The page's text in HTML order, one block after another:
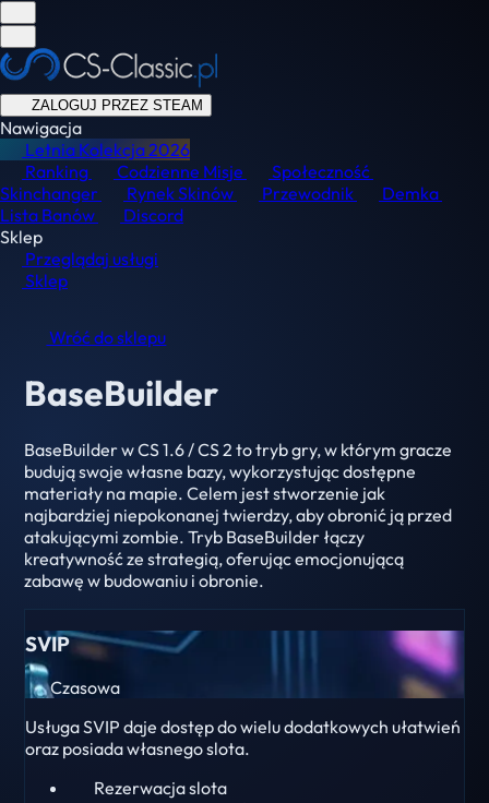
ZALOGUJ PRZEZ STEAM
Nawigacja
Letnia Kolekcja2026
Ranking
Codzienne Misje
Społeczność
Skinchanger
Rynek Skinów Przewodnik
Demka
Lista Banów
Discord
Sklep
Przeglądaj usługi
Sklep
Wróć do sklepu
BaseBuilder
BaseBuilder w CS 1.6 / CS 2 to tryb gry, w którym gracze
budują swoje własne bazy, wykorzystując dostępne
materiały na mapie. Celem jest stworzenie jak
najbardziej niepokonanej twierdzy, aby obronić ją przed
atakującymi zombie. Tryb BaseBuilder łączy
kreatywność ze strategią, oferując emocjonującą
zabawę w budowaniu i obronie.
SVIP
Czasowa
Usługa SVIP daje dostęp do wielu dodatkowych ułatwień
oraz posiada własnego slota.
Rezerwacja slota